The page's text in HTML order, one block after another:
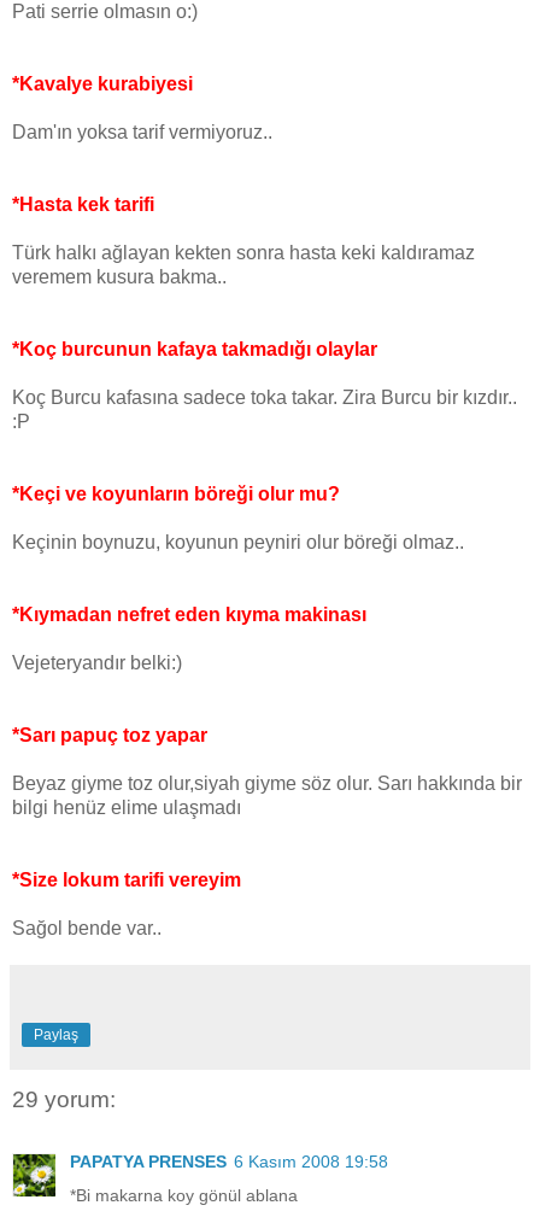
Pati serrie olmasın o:)
*Kavalye kurabiyesi
Dam'ın yoksa tarif vermiyoruz..
*Hasta kek tarifi
Türk halkı ağlayan kekten sonra hasta keki kaldıramaz
veremem kusura bakma..
*Koç burcunun kafaya takmadığı olaylar
Koç Burcu kafasına sadece toka takar. Zira Burcu bir kızdır..
:P
*Keçi ve koyunların böreği olur mu?
Keçinin boynuzu, koyunun peyniri olur böreği olmaz..
*Kıymadan nefret eden kıyma makinası
Vejeteryandır belki:)
*Sarı papuç toz yapar
Beyaz giyme toz olur,siyah giyme söz olur. Sarı hakkında bir
bilgi henüz elime ulaşmadı
*Size lokum tarifi vereyim
Sağol bende var..
Paylaş
29 yorum:
PAPATYA PRENSES 6 Kasım 2008 19:58
*Bi makarna koy gönül ablana